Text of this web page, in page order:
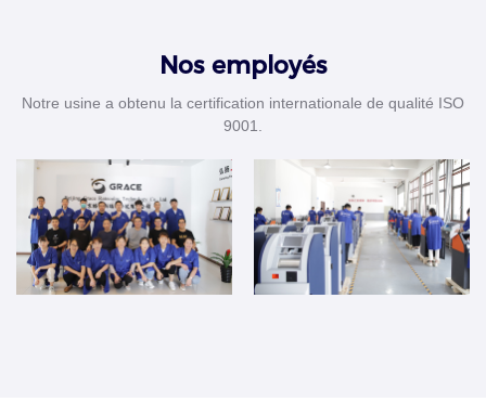
Nos employés
Notre usine a obtenu la certification internationale de qualité ISO
9001.